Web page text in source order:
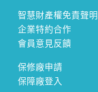
智慧財產權免責聲明
企業特約合作
會員意見反饋
保修廠申請
保障廠登入